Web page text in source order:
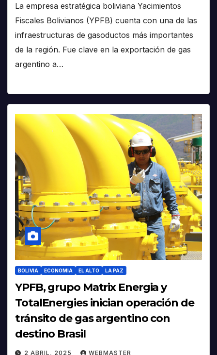
La empresa estratégica boliviana Yacimientos
Fiscales Bolivianos (YPFB) cuenta con una de las
infraestructuras de gasoductos más importantes
de la región. Fue clave en la exportación de gas
argentino a…
BOLIVIA ECONOMIA EL ALTO LA PAZ
YPFB, grupo Matrix Energia y
TotalEnergies inician operación de
tránsito de gas argentino con
destino Brasil
2 ABRIL, 2025 WEBMASTER